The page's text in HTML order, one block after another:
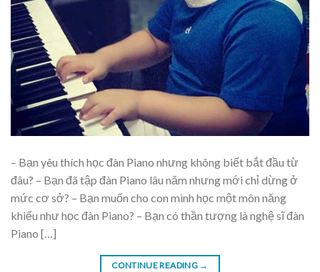
– Bạn yêu thích học đàn Piano nhưng không biết bắt đầu từ
đâu? – Bạn đã tập đàn Piano lâu năm nhưng mới chỉ dừng ở
mức cơ sở? – Bạn muốn cho con mình học một môn năng
khiếu như học đàn Piano? – Bạn có thần tượng là nghệ sĩ đàn
Piano […]
CONTINUE READING →